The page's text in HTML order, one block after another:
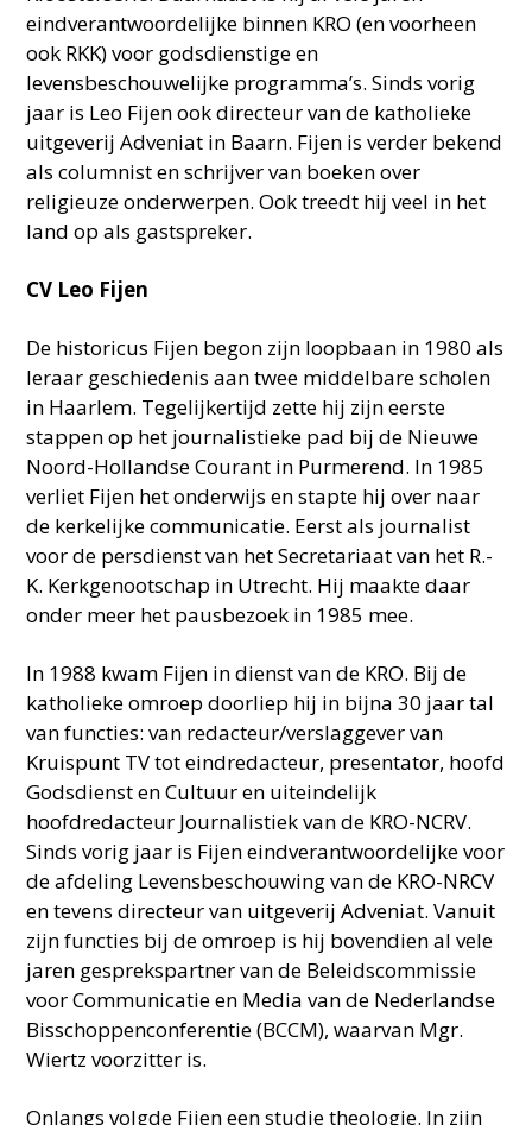
eindverantwoordelijke binnen KRO (en voorheen
ook RKK) voor godsdienstige en
levensbeschouwelijke programma’s. Sinds vorig
jaar is Leo Fijen ook directeur van de katholieke
uitgeverij Adveniat in Baarn. Fijen is verder bekend
als columnist en schrijver van boeken over
religieuze onderwerpen. Ook treedt hij veel in het
land op als gastspreker.
CV Leo Fijen
De historicus Fijen begon zijn loopbaan in 1980 als
leraar geschiedenis aan twee middelbare scholen
in Haarlem. Tegelijkertijd zette hij zijn eerste
stappen op het journalistieke pad bij de Nieuwe
Noord-Hollandse Courant in Purmerend. In 1985
verliet Fijen het onderwijs en stapte hij over naar
de kerkelijke communicatie. Eerst als journalist
voor de persdienst van het Secretariaat van het R.-
K. Kerkgenootschap in Utrecht. Hij maakte daar
onder meer het pausbezoek in 1985 mee.
In 1988 kwam Fijen in dienst van de KRO. Bij de
katholieke omroep doorliep hij in bijna 30 jaar tal
van functies: van redacteur/verslaggever van
Kruispunt TV tot eindredacteur, presentator, hoofd
Godsdienst en Cultuur en uiteindelijk
hoofdredacteur Journalistiek van de KRO-NCRV.
Sinds vorig jaar is Fijen eindverantwoordelijke voor
de afdeling Levensbeschouwing van de KRO-NRCV
en tevens directeur van uitgeverij Adveniat. Vanuit
zijn functies bij de omroep is hij bovendien al vele
jaren gesprekspartner van de Beleidscommissie
voor Communicatie en Media van de Nederlandse
Bisschoppenconferentie (BCCM), waarvan Mgr.
Wiertz voorzitter is.
Onlangs volgde Fijen een studie theologie. In zijn